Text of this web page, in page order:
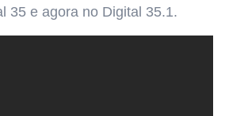
35 e agora no Digital 35.1.